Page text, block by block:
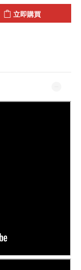
立即購買